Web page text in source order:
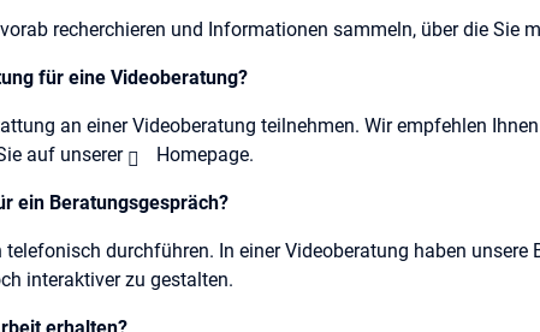
recherchieren und Informationen sammeln, über die Sie
für eine Videoberatung?
an einer Videoberatung teilnehmen. Wir empfehlen
auf unserer
Homepage.
ein Beratungsgespräch?
durchführen. In einer Videoberatung haben
interaktiver zu gestalten.